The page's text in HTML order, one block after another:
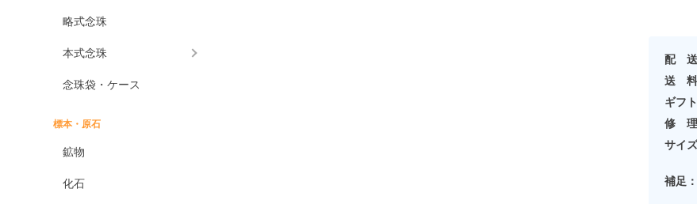
略式念珠
本式念珠
念珠袋・ケース
標本・原石
鉱物
化石
配 送
送 料
ギフ
修 理
サイズ
補足：